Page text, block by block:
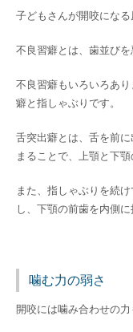
子どもさんが開咬になる
不良習癖とは、歯並びを
不良習癖もいろいろあ
癖と指しゃぶりです。
舌突出癖とは、舌を前
まることで、上顎と下
また、指しゃぶりを続
し、下顎の前歯を内側
噛む力の弱さ
開咬には噛み合わせの力